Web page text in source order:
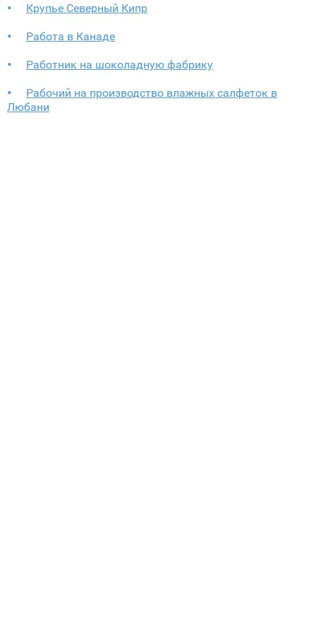
Крупье Северный Кипр
Работа в Канаде
Работник на шоколадную фабрику
Рабочий на производство влажных салфеток в
Любани